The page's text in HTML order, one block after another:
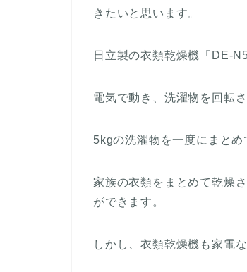
きたいと思います。
日立製の衣類乾燥機「DE-
電気で動き、洗濯物を回転
5kgの洗濯物を一度にまとめ
家族の衣類をまとめて乾燥
ができます。
しかし、衣類乾燥機も家電